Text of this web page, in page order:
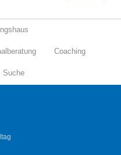
Coaching
Suche